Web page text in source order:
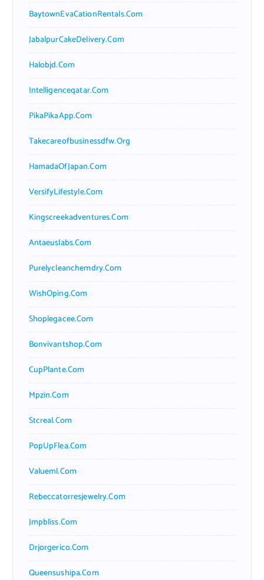
BaytownEvaCationRentals.com
JabalpurCakeDelivery.com
Halobjd.com
Intelligenceqatar.com
PikaPikaApp.com
Takecareofbusinessdfw.org
HamadaOfJapan.com
VersifyLifestyle.com
Kingscreekadventures.com
Antaeuslabs.com
Purelycleanchemdry.com
WishOping.com
Shoplegacee.com
Bonvivantshop.com
CupPlante.com
Mpzin.com
Stcreal.com
PopUpFlea.com
Valueml.com
Rebeccatorresjewelry.com
Jmpbliss.com
Drjorgerico.com
Queensushipa.com